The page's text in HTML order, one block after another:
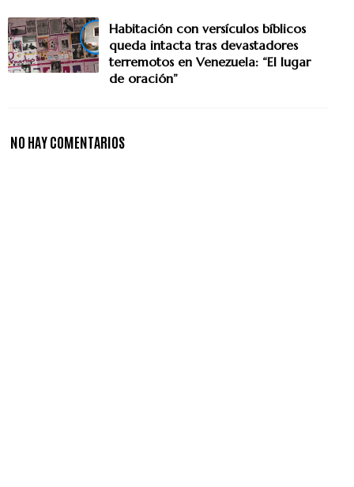
Habitación con versículos bíblicos
queda intacta tras devastadores
terremotos en Venezuela: “El lugar
de oración”
NO HAY COMENTARIOS